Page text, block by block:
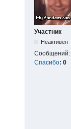
Участник
Неактивен
Сообщений:
Спасибо: 0